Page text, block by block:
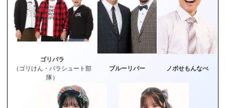
ゴリパラ
（ゴリけん・パラシュート部
隊）
ブルーリバー ノボせもんなべ